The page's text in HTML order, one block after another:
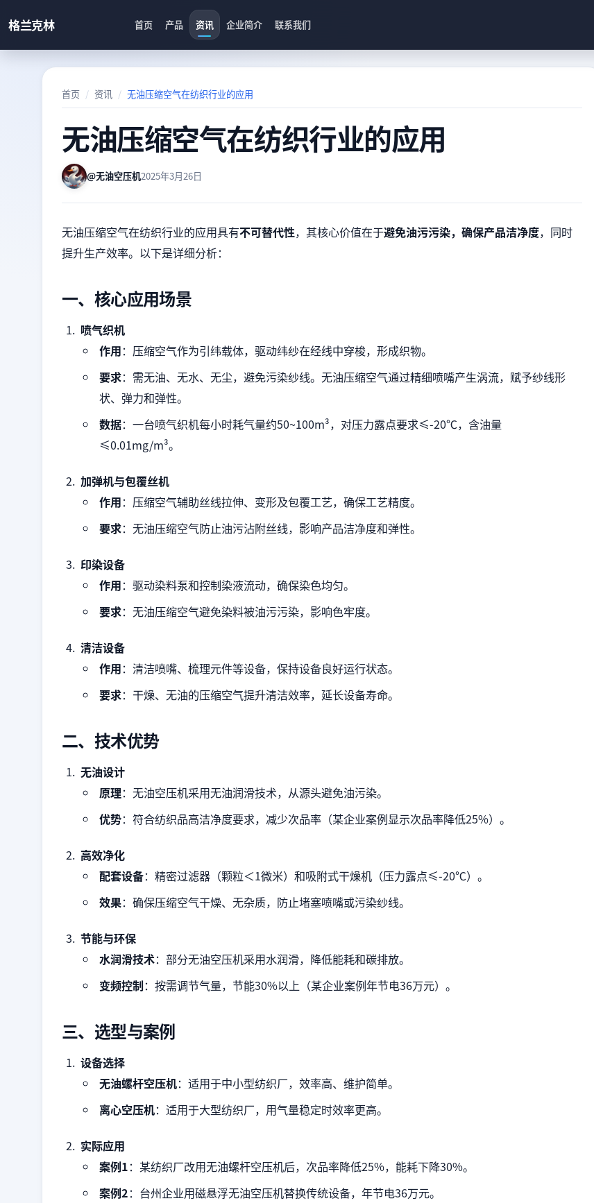
格兰克林 首页 产品 资讯 企业简介 联系我们
首页 资讯 无油压缩空气在纺织行业的应用
无油压缩空气在纺织行业的应用
@无油空压机2025年3月26日
无油压缩空气在纺织行业的应用具有不可替代性，其核心价值在于避免油污污染，确保产品洁净度，同时
提升生产效率。以下是详细分析：
一、核心应用场景
喷气织机
作用：压缩空气作为引纬载体，驱动纬纱在经线中穿梭，形成织物。
要求：需无油、无水、无尘，避免污染纱线。无油压缩空气通过精细喷嘴产生涡流，赋予纱线形
状、弹力和弹性。
数据：一台喷气织机每小时耗气量约50~100m³，对压力露点要求≤-20℃，含油量
≤0.01mg/m³。
加弹机与包覆丝机
作用：压缩空气辅助丝线拉伸、变形及包覆工艺，确保工艺精度。
要求：无油压缩空气防止油污沾附丝线，影响产品洁净度和弹性。
印染设备
作用：驱动染料泵和控制染液流动，确保染色均匀。
要求：无油压缩空气避免染料被油污污染，影响色牢度。
清洁设备
作用：清洁喷嘴、梳理元件等设备，保持设备良好运行状态。
要求：干燥、无油的压缩空气提升清洁效率，延长设备寿命。
二、技术优势
无油设计
原理：无油空压机采用无油润滑技术，从源头避免油污染。
优势：符合纺织品高洁净度要求，减少次品率（某企业案例显示次品率降低25%）。
高效净化
配套设备：精密过滤器（颗粒＜1微米）和吸附式干燥机（压力露点≤-20℃）。
效果：确保压缩空气干燥、无杂质，防止堵塞喷嘴或污染纱线。
节能与环保
水润滑技术：部分无油空压机采用水润滑，降低能耗和碳排放。
变频控制：按需调节气量，节能30%以上（某企业案例年节电36万元）。
三、选型与案例
设备选择
无油螺杆空压机：适用于中小型纺织厂，效率高、维护简单。
离心空压机：适用于大型纺织厂，用气量稳定时效率更高。
实际应用
案例1：某纺织厂改用无油螺杆空压机后，次品率降低25%，能耗下降30%。
案例2：台州企业用磁悬浮无油空压机替换传统设备，年节电36万元。